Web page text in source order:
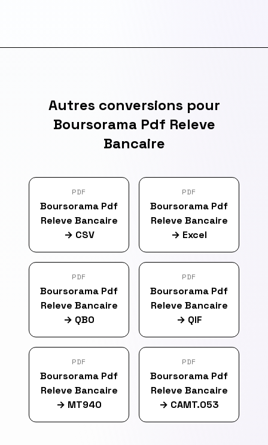
Autres conversions pour
Boursorama Pdf Releve
Bancaire
PDF
Boursorama Pdf
Releve Bancaire
→ CSV
PDF
Boursorama Pdf
Releve Bancaire
→ Excel
PDF
Boursorama Pdf
Releve Bancaire
→ QBO
PDF
Boursorama Pdf
Releve Bancaire
→ QIF
PDF
Boursorama Pdf
Releve Bancaire
→ MT940
PDF
Boursorama Pdf
Releve Bancaire
→ CAMT.053